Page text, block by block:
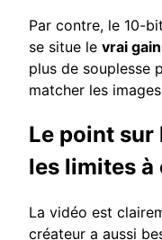
Par contre, le 10-
se situe le vrai
plus de souplesse
matcher les
Le point
les limites à
La vidéo est
créateur a aussi